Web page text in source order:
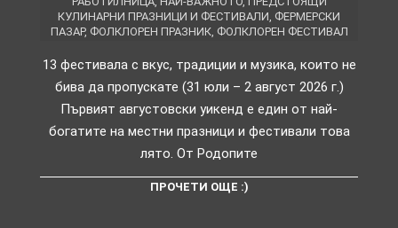
КУЛИНАРНИ ПРАЗНИЦИ И ФЕСТИВАЛИ, ФЕРМЕРСКИ
ПАЗАР, ФОЛКЛОРЕН ПРАЗНИК, ФОЛКЛОРЕН ФЕСТИВАЛ
13 фестивала с вкус, традиции и музика, които не
бива да пропускате (31 юли – 2 август 2026 г.)
Първият августовски уикенд е един от най-
богатите на местни празници и фестивали това
лято. От Родопите
ПРОЧЕТИ ОЩЕ :)